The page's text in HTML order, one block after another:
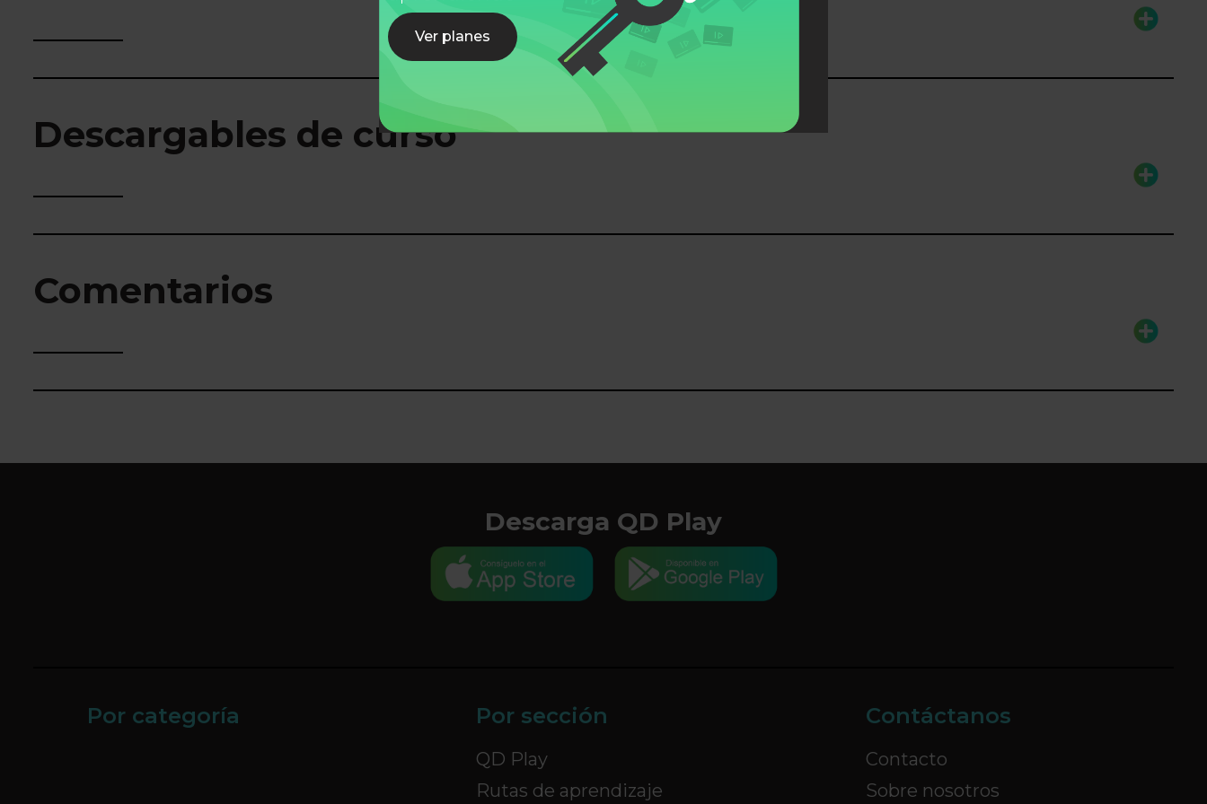
Ver planes
Descargables de curso
Comentarios
Descarga QD Play
Por categoría Por sección
QD Play
Rutas de aprendizaje
Contáctanos
Contacto
Sobre nosotros